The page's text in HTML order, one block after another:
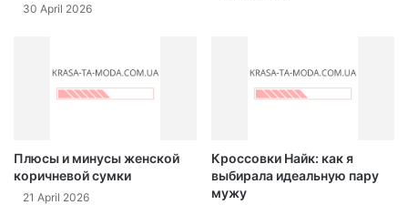
30 April 2026
Плюсы и минусы женской
коричневой сумки
21 April 2026
Кроссовки Найк: как я
выбирала идеальную пару
мужу